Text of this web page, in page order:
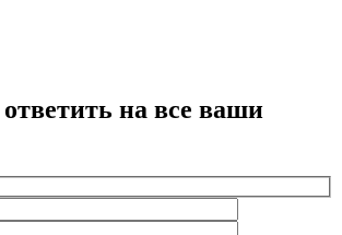
на все ваши